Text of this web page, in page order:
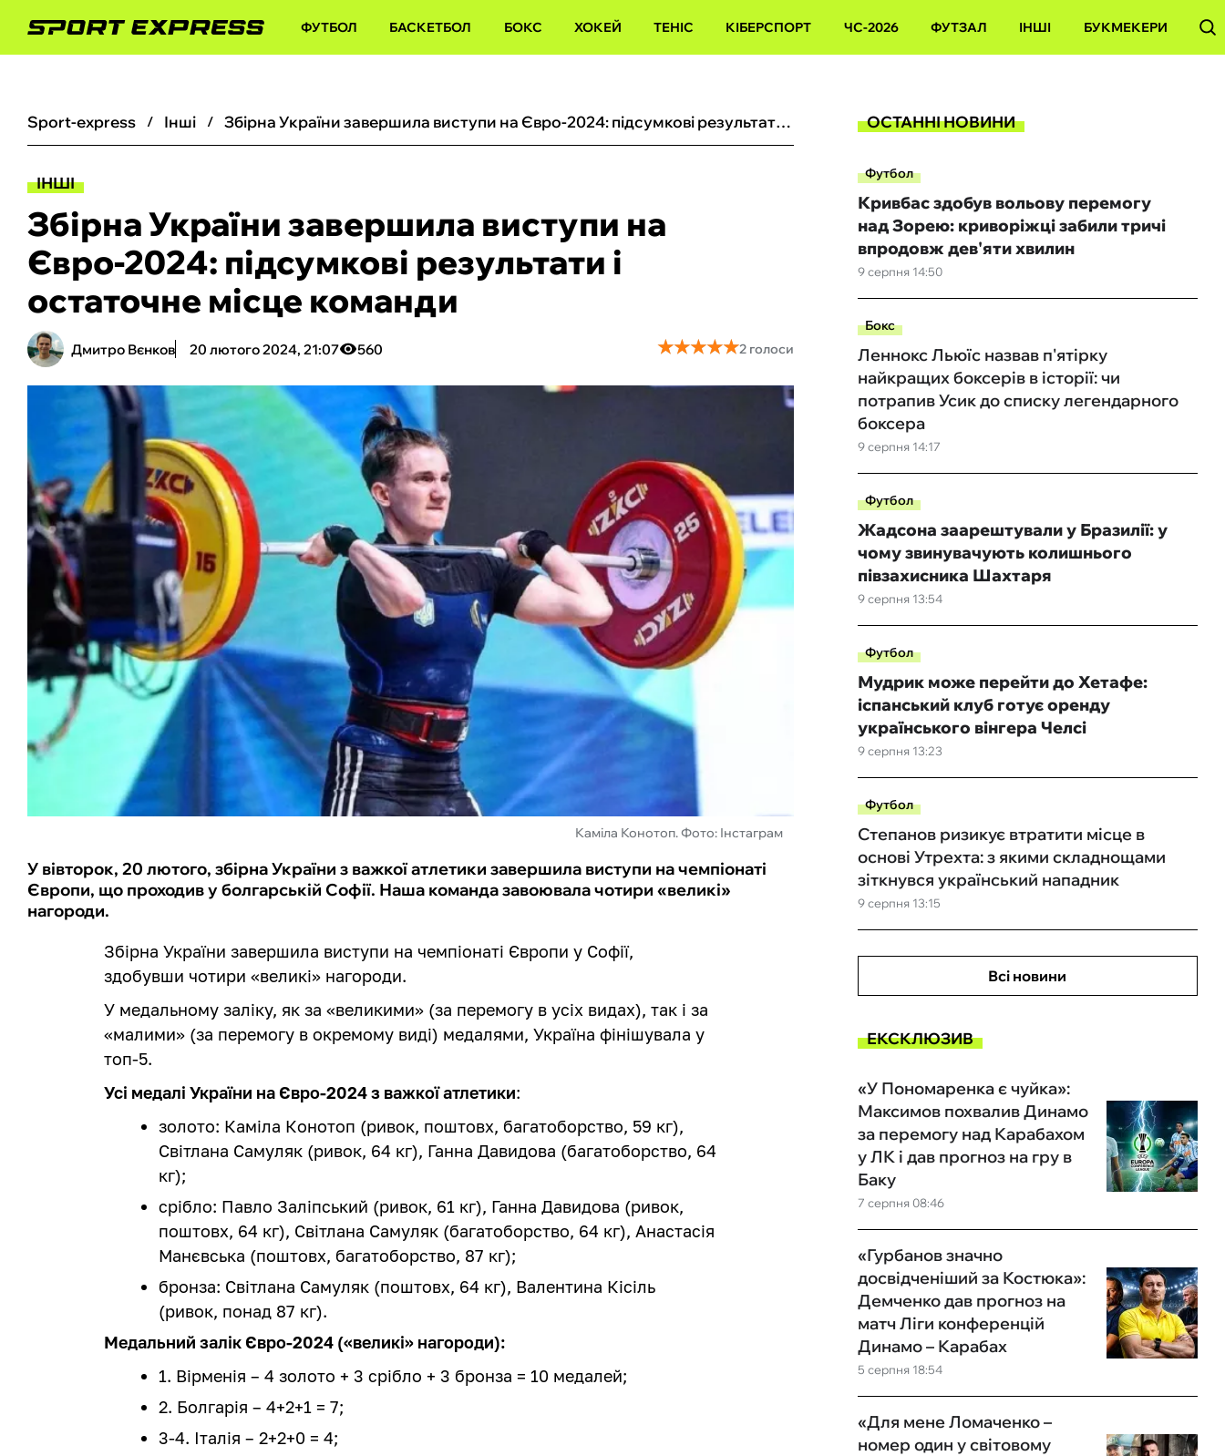
ФУТБОЛ БАСКЕТБОЛ БОКС ХОКЕЙ ТЕНІС КІБЕРСПОРТ ЧС-2026 ФУТЗАЛ ІНШІ БУКМЕКЕРИ
sport-express інші Збірна України завершила виступи на Євро-2024: підсумкові результати і остаточне місце команди
ІНШІ
Збірна України завершила виступи на
Євро-2024: підсумкові результати і
остаточне місце команди
Дмитро Вєнков 20 лютого 2024, 21:07 560 ★★★★★
★★★★★2 голоси
Каміла Конотоп. Фото: Інстаграм
У вівторок, 20 лютого, збірна України з важкої атлетики завершила виступи на чемпіонаті
Європи, що проходив у болгарській Софії. Наша команда завоювала чотири «великі»
нагороди.
Збірна України завершила виступи на чемпіонаті Європи у Софії,
здобувши чотири «великі» нагороди.
У медальному заліку, як за «великими» (за перемогу в усіх видах), так і за
«малими» (за перемогу в окремому виді) медалями, Україна фінішувала у
топ-5.
Усі медалі України на Євро-2024 з важкої атлетики:
золото: Каміла Конотоп (ривок, поштовх, багатоборство, 59 кг),
Світлана Самуляк (ривок, 64 кг), Ганна Давидова (багатоборство, 64
кг);
срібло: Павло Заліпський (ривок, 61 кг), Ганна Давидова (ривок,
поштовх, 64 кг), Світлана Самуляк (багатоборство, 64 кг), Анастасія
Манєвська (поштовх, багатоборство, 87 кг);
бронза: Світлана Самуляк (поштовх, 64 кг), Валентина Кісіль
(ривок, понад 87 кг).
Медальний залік Євро-2024 («великі» нагороди):
1. Вірменія – 4 золото + 3 срібло + 3 бронза = 10 медалей;
2. Болгарія – 4+2+1 = 7;
3-4. Італія – 2+2+0 = 4;
ОСТАННІ НОВИНИ
Футбол
9 серпня 14:50
Кривбас здобув вольову перемогу
над Зорею: криворіжці забили тричі
впродовж дев'яти хвилин
Бокс
9 серпня 14:17
Леннокс Льюїс назвав п'ятірку
найкращих боксерів в історії: чи
потрапив Усик до списку легендарного
боксера
Футбол
9 серпня 13:54
Жадсона заарештували у Бразилії: у
чому звинувачують колишнього
півзахисника Шахтаря
Футбол
9 серпня 13:23
Мудрик може перейти до Хетафе:
іспанський клуб готує оренду
українського вінгера Челсі
Футбол
9 серпня 13:15
Степанов ризикує втратити місце в
основі Утрехта: з якими складнощами
зіткнувся український нападник
Всі новини
ЕКСКЛЮЗИВ
7 серпня 08:46
«У Пономаренка є чуйка»:
Максимов похвалив Динамо
за перемогу над Карабахом
у ЛК і дав прогноз на гру в
Баку
5 серпня 18:54
«Гурбанов значно
досвідченіший за Костюка»:
Демченко дав прогноз на
матч Ліги конференцій
Динамо – Карабах
«Для мене Ломаченко –
номер один у світовому